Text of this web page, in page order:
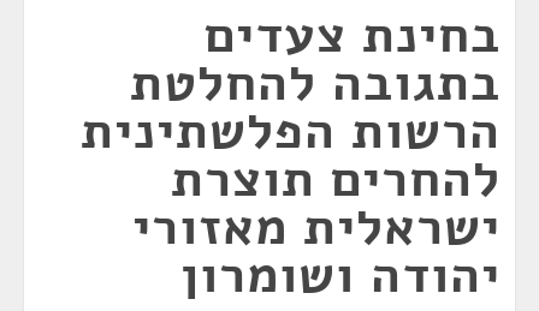
בחינת צעדים
בתגובה להחלטת
הרשות הפלשתינית
להחרים תוצרת
ישראלית מאזורי
יהודה ושומרון